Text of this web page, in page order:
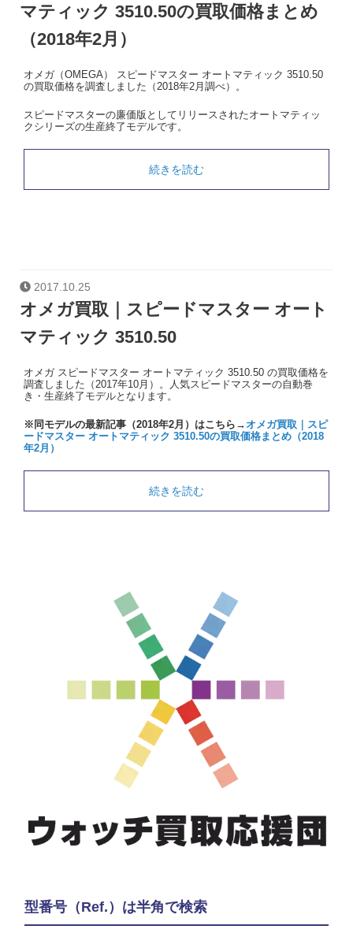
マティック 3510.50の買取価格まとめ
（2018年2月）
オメガ（OMEGA） スピードマスター オートマティック 3510.50
の買取価格を調査しました（2018年2月調べ）。
スピードマスターの廉価版としてリリースされたオートマティッ
クシリーズの生産終了モデルです。
続きを読む
2017.10.25
オメガ買取｜スピードマスター オート
マティック 3510.50
オメガ スピードマスター オートマティック 3510.50 の買取価格を
調査しました（2017年10月）。人気スピードマスターの自動巻
き・生産終了モデルとなります。
※同モデルの最新記事（2018年2月）はこちら→オメガ買取｜スピ
ードマスター オートマティック 3510.50の買取価格まとめ（2018
年2月）
続きを読む
型番号（Ref.）は半角で検索